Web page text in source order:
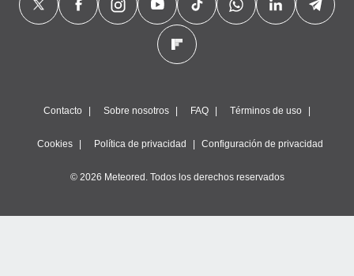
Contacto Sobre nosotros FAQ Términos de uso
Cookies Política de privacidad Configuración de privacidad
© 2026 Meteored. Todos los derechos reservados